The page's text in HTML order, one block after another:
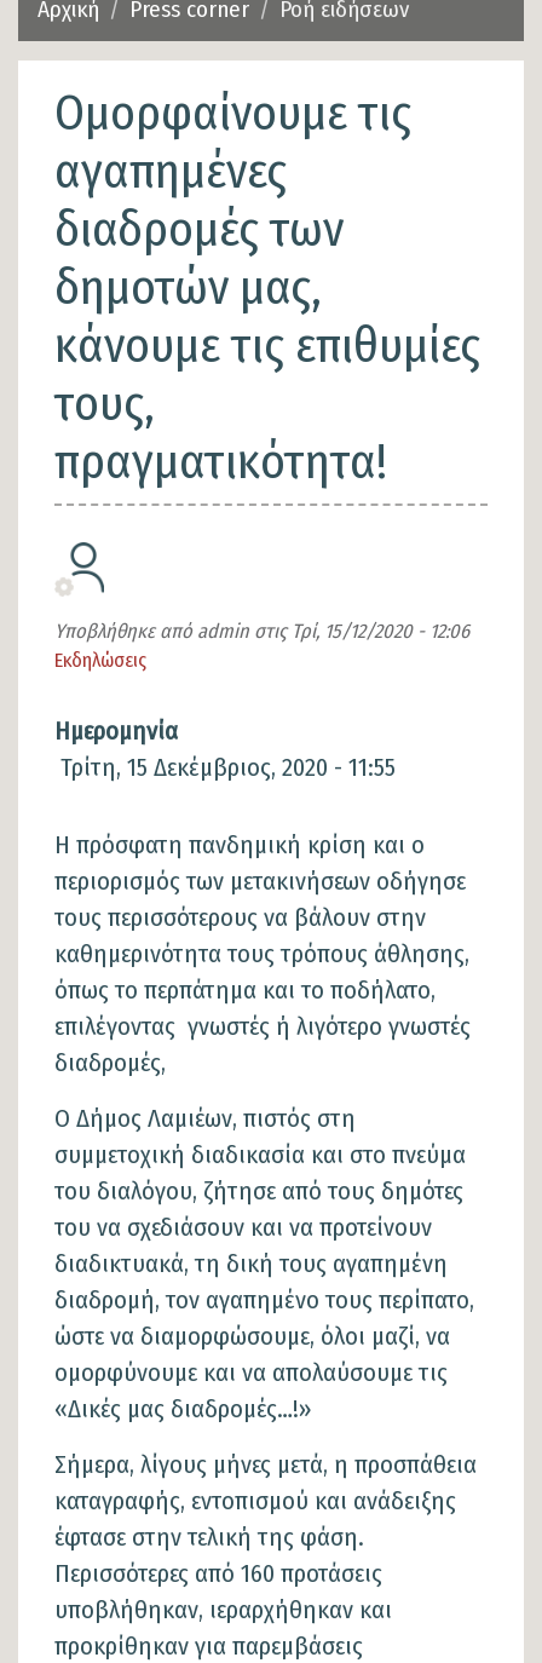
Αρχική Press corner Ροή ειδήσεων
Ομορφαίνουμε τις
αγαπημένες
διαδρομές των
δημοτών μας,
κάνουμε τις επιθυμίες
τους,
πραγματικότητα!
Υποβλήθηκε από admin στις Τρί, 15/12/2020 - 12:06
Είδος
Εκδηλώσεις
Ημερομηνία
Τρίτη, 15 Δεκέμβριος, 2020 - 11:55
Η πρόσφατη πανδημική κρίση και ο
περιορισμός των μετακινήσεων οδήγησε
τους περισσότερους να βάλουν στην
καθημερινότητα τους τρόπους άθλησης,
όπως το περπάτημα και το ποδήλατο,
επιλέγοντας γνωστές ή λιγότερο γνωστές
διαδρομές,
Ο Δήμος Λαμιέων, πιστός στη
συμμετοχική διαδικασία και στο πνεύμα
του διαλόγου, ζήτησε από τους δημότες
του να σχεδιάσουν και να προτείνουν
διαδικτυακά, τη δική τους αγαπημένη
διαδρομή, τον αγαπημένο τους περίπατο,
ώστε να διαμορφώσουμε, όλοι μαζί, να
ομορφύνουμε και να απολαύσουμε τις
«Δικές μας διαδρομές…!»
Σήμερα, λίγους μήνες μετά, η προσπάθεια
καταγραφής, εντοπισμού και ανάδειξης
έφτασε στην τελική της φάση.
Περισσότερες από 160 προτάσεις
υποβλήθηκαν, ιεραρχήθηκαν και
προκρίθηκαν για παρεμβάσεις